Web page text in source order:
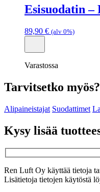
Esisuodatin
89,90 € (alv 0%)
Varastossa
Tarvitsetko myös?
Alipaineistajat Suodattimet
Kysy lisää
Ren Luft Oy käyttää tietoja
Lisätietoja tietojen käytöstä